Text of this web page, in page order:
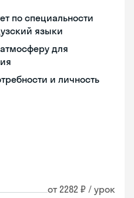
по специальности
языки
для
и личность
от 2282 ₽ / урок